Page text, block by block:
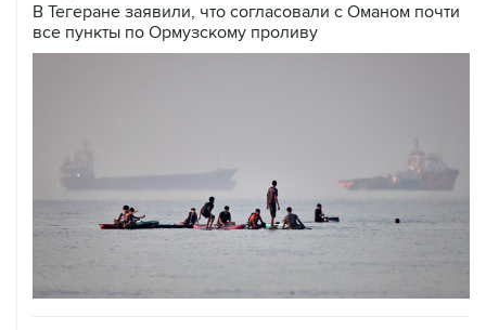
В Тегеране заявили, что согласовали с Оманом почти
все пункты по Ормузскому проливу